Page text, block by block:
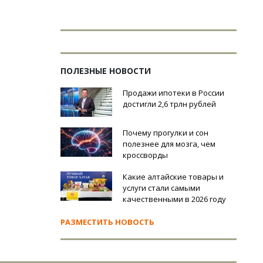
ПОЛЕЗНЫЕ НОВОСТИ
Продажи ипотеки в России
достигли 2,6 трлн рублей
Почему прогулки и сон
полезнее для мозга, чем
кроссворды
Какие алтайские товары и
услуги стали самыми
качественными в 2026 году
РАЗМЕСТИТЬ НОВОСТЬ